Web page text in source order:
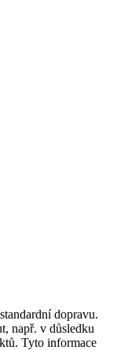
dopravu.
např. v důsledku
Tyto informace